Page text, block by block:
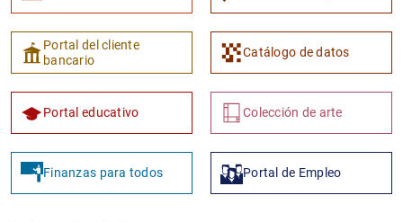
Portal del cliente
bancario
Catálogo de datos
Portal educativo Colección de arte
Finanzas para todos Portal de Empleo